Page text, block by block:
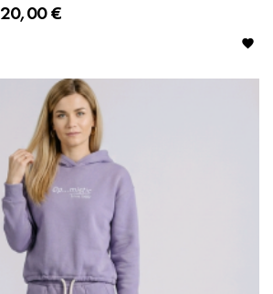
20,00 €
